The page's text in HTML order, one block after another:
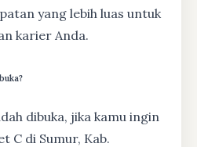
yang lebih luas untuk
karier Anda.
dibuka, jika kamu ingin
C di Sumur, Kab.